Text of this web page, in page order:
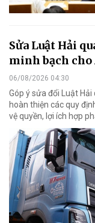
Sửa Luật Hải
minh bạch cho
06/08/2026 04:30
Góp ý sửa đổi Luật
hoàn thiện các quy
vệ quyền, lợi ích hợp